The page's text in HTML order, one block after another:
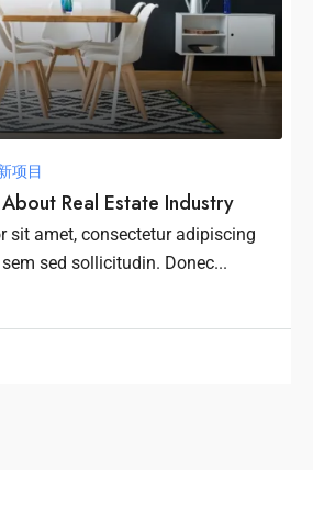
项目
Real Estate Industry
sit amet, consectetur adipiscing
sed sollicitudin. Donec...